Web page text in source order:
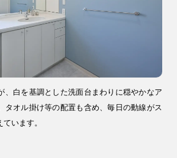
、白を基調とした洗面台まわりに穏やかなア
タオル掛け等の配置も含め、毎日の動線がス
います。
ンテナンス